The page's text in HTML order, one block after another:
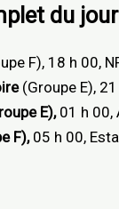
du jour
F), 18 h 00,
(Groupe E),
E), 01 h 00,
F), 05 h 00,